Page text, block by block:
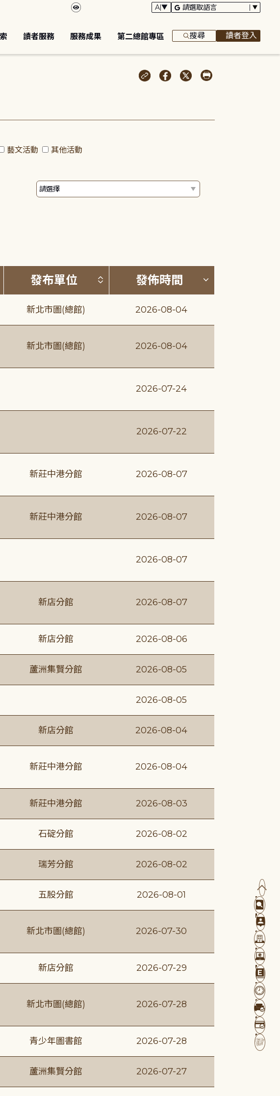
讀者服務 服務成果 第二總館專區 搜尋 讀者登入
藝文活動 其他活動
標題排序 (升降冪)
發布單位 按發布單位排序 (升降冪)
發佈時間 按發佈時間
新北市圖(總館) 2026-08-04
新北市圖(總館) 2026-08-04
2026-07-24
2026-07-22
新莊中港分館 2026-08-07
新莊中港分館 2026-08-07
2026-08-07
新店分館 2026-08-07
新店分館 2026-08-06
蘆洲集賢分館 2026-08-05
2026-08-05
新店分館 2026-08-04
新莊中港分館 2026-08-04
新莊中港分館 2026-08-03
石碇分館 2026-08-02
瑞芳分館 2026-08-02
五股分館 2026-08-01
新北市圖(總館) 2026-07-30
新店分館 2026-07-29
新北市圖(總館) 2026-07-28
青少年圖書館 2026-07-28
蘆洲集賢分館 2026-07-27